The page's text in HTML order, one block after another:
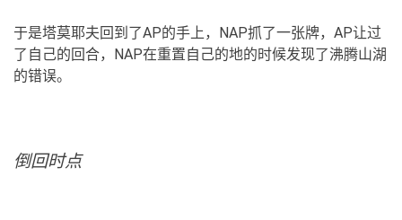
于是塔莫耶夫回到了AP的手上，NAP抓了一张牌，AP让过
了自己的回合，NAP在重置自己的地的时候发现了沸腾山湖
的错误。
倒回时点